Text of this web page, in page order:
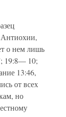
о нем лишь
19:8— 10;
13:46,
от всех
но